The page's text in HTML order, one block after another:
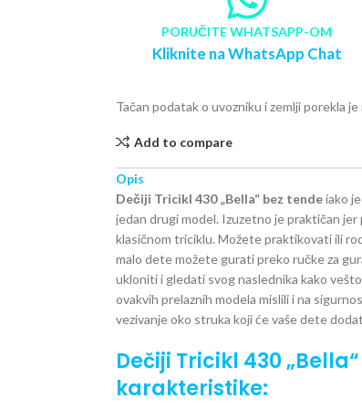
PORUČITE WHATSAPP-OM
Kliknite na WhatsApp Chat
Tačan podatak o uvozniku i zemlji porekla
Add to compare
Opis
Dečiji Tricikl 430 „Bella“ bez tendeiako
jedan drugi model. Izuzetno je praktičan
klasičnom triciklu. Možete praktikovati ili
malo dete možete gurati preko ručke za
ukloniti i gledati svog naslednika kako
ovakvih prelaznih modela mislili i na
vezivanje oko struka koji će vaše dete
Dečiji Tricikl 430
karakteristike: